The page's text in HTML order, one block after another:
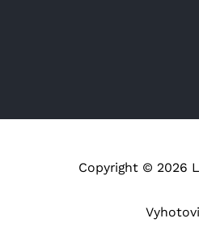
Copyright © 2026